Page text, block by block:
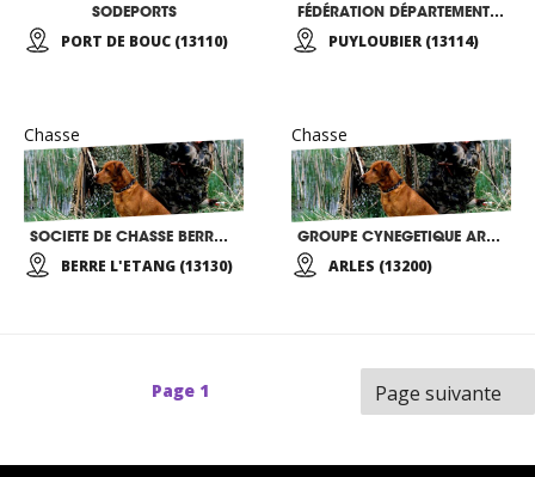
SODEPORTS
PORT DE BOUC (13110)
FÉDÉRATION DÉPARTEMENTALE DESCHASSEURS BOUCHES DU RHÔNE
PUYLOUBIER (13114)
Chasse
SOCIETE DE CHASSE BERROISE
BERRE L'ETANG (13130)
Chasse
GROUPE CYNEGETIQUE ARLESIEN
ARLES (13200)
Page 1 Page suivante